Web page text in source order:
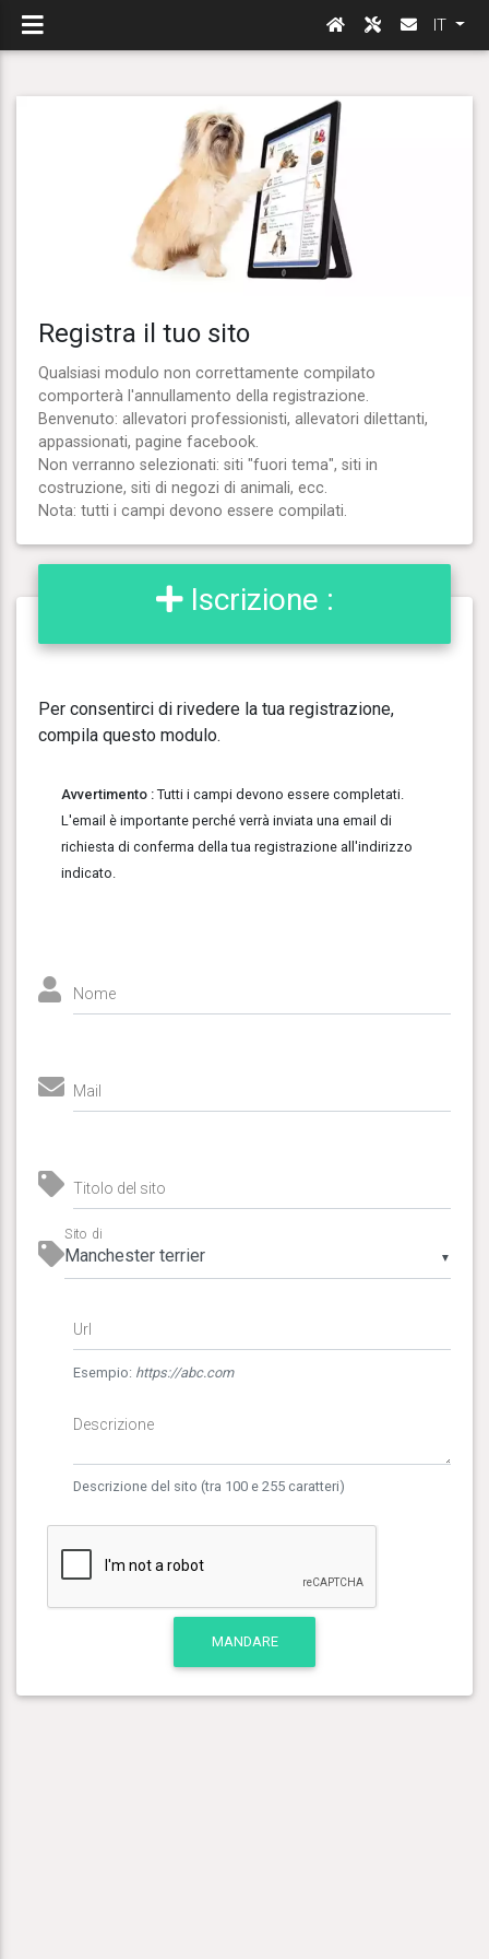
IT
Registra il tuo sito
Qualsiasi modulo non correttamente compilato
comporterà l'annullamento della registrazione.
Benvenuto: allevatori professionisti, allevatori dilettanti,
appassionati, pagine facebook.
Non verranno selezionati: siti "fuori tema", siti in
costruzione, siti di negozi di animali, ecc.
Nota: tutti i campi devono essere compilati.
Iscrizione :
Per consentirci di rivedere la tua registrazione,
compila questo modulo.
Avvertimento : Tutti i campi devono essere completati.
L'email è importante perché verrà inviata una email di
richiesta di conferma della tua registrazione all'indirizzo
indicato.
Nome
Mail
Titolo del sito
▼
Sito di
Url
Esempio: https://abc.com
Descrizione
Descrizione del sito (tra 100 e 255 caratteri)
MANDARE